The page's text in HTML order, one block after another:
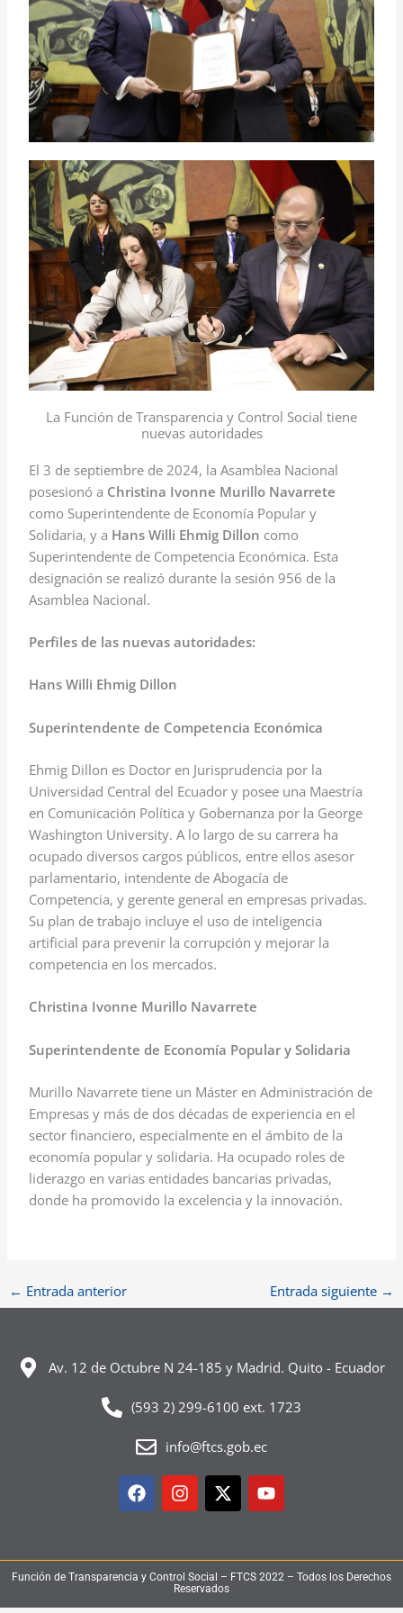
La Función de Transparencia y Control Social tiene
nuevas autoridades
El 3 de septiembre de 2024, la Asamblea Nacional
posesionó a Christina Ivonne Murillo Navarrete
como Superintendente de Economía Popular y
Solidaria, y a Hans Willi Ehmig Dillon como
Superintendente de Competencia Económica. Esta
designación se realizó durante la sesión 956 de la
Asamblea Nacional.
Perfiles de las nuevas autoridades:
Hans Willi Ehmig Dillon
Superintendente de Competencia Económica
Ehmig Dillon es Doctor en Jurisprudencia por la
Universidad Central del Ecuador y posee una Maestría
en Comunicación Política y Gobernanza por la George
Washington University. A lo largo de su carrera ha
ocupado diversos cargos públicos, entre ellos asesor
parlamentario, intendente de Abogacía de
Competencia, y gerente general en empresas privadas.
Su plan de trabajo incluye el uso de inteligencia
artificial para prevenir la corrupción y mejorar la
competencia en los mercados.
Christina Ivonne Murillo Navarrete
Superintendente de Economía Popular y Solidaria
Murillo Navarrete tiene un Máster en Administración de
Empresas y más de dos décadas de experiencia en el
sector financiero, especialmente en el ámbito de la
economía popular y solidaria. Ha ocupado roles de
liderazgo en varias entidades bancarias privadas,
donde ha promovido la excelencia y la innovación.
← Entrada anterior Entrada siguiente →
Av. 12 de Octubre N 24-185 y Madrid. Quito - Ecuador
(593 2) 299-6100 ext. 1723
info@ftcs.gob.ec
FacebookInstagram
X-
twitter
Youtube
Función de Transparencia y Control Social – FTCS 2022 – Todos los Derechos
Reservados